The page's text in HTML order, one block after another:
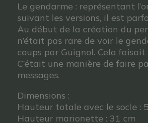
Le gendarme : représentant
suivant les versions, il est
Au début de la création du
n’était pas rare de voir le
coups par Guignol. Cela
C’était une manière de faire
messages.
Dimensions :
Hauteur totale avec le socle :
Hauteur marionette : 31 cm